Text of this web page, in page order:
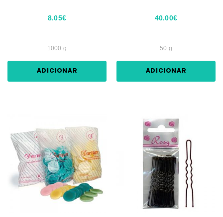
8.05€
1000 g
ADICIONAR
40.00€
50 g
ADICIONAR